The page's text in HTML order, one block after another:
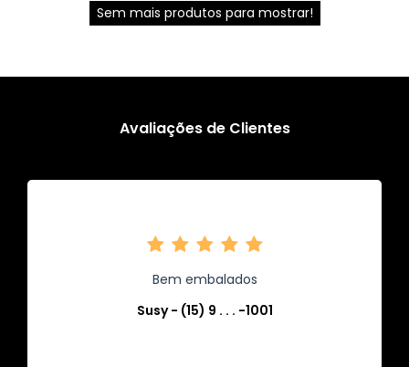
Sem mais produtos para mostrar!
Avaliações de Clientes
Bem embalados
Susy - (15) 9 . . . -1001